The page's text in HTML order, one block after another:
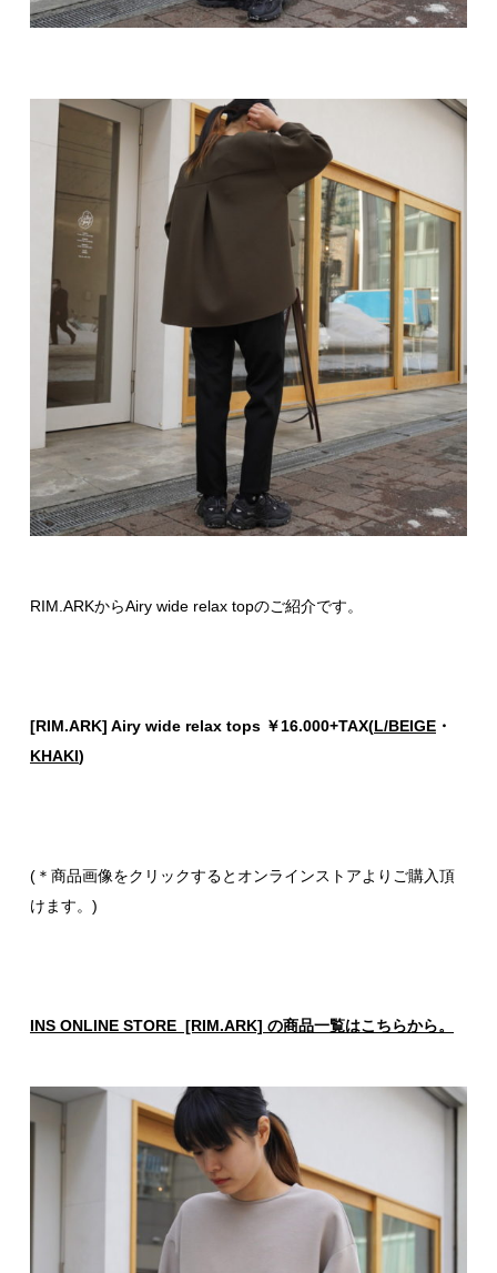
RIM.ARKからAiry wide relax topのご紹介です。
[RIM.ARK] Airy wide relax tops ￥16.000+TAX(L/BEIGE ・
KHAKI)
(＊商品画像をクリックするとオンラインストアよりご購入頂
けます。)
INS ONLINE STORE [RIM.ARK] の商品一覧はこちらから。